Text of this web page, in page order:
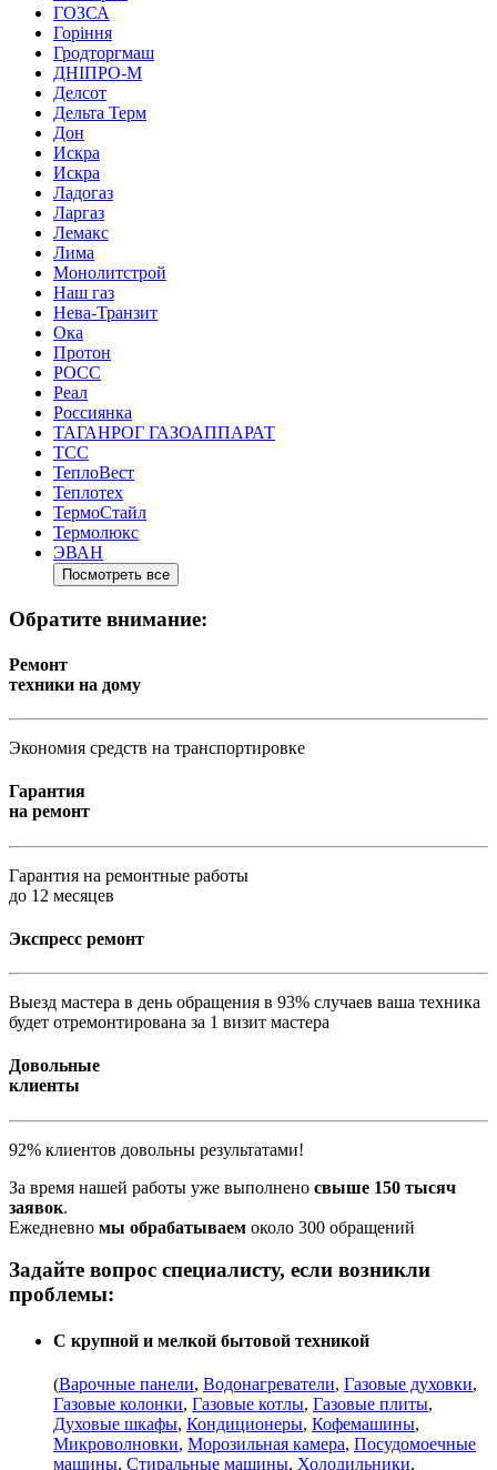
ГОЗСА
Горіння
Гродторгмаш
ДНІПРО-М
Делсот
Дельта Терм
Дон
Искра
Искра
Ладогаз
Ларгаз
Лемакс
Лима
Монолитстрой
Наш газ
Нева-Транзит
Ока
Протон
РОСС
Реал
Россиянка
ТАГАНРОГ ГАЗОАППАРАТ
ТСС
ТеплоВест
Теплотех
ТермоСтайл
Термолюкс
ЭВАН
Посмотреть все
Обратите внимание:
Ремонт
техники на дому
Экономия средств на транспортировке
Гарантия
на ремонт
Гарантия на ремонтные работы
до 12 месяцев
Экспресс ремонт
Выезд мастера в день обращения в 93% случаев ваша техника
будет отремонтирована за 1 визит мастера
Довольные
клиенты
92% клиентов довольны результатами!
За время нашей работы уже выполнено свыше 150 тысяч
заявок.
Ежедневно мы обрабатываем около 300 обращений
Задайте вопрос специалисту, если возникли
проблемы:
С крупной и мелкой бытовой техникой
(Варочные панели, Водонагреватели, Газовые духовки,
Газовые колонки, Газовые котлы, Газовые плиты,
Духовые шкафы, Кондиционеры, Кофемашины,
Микроволновки, Морозильная камера, Посудомоечные
машины, Стиральные машины, Холодильники,